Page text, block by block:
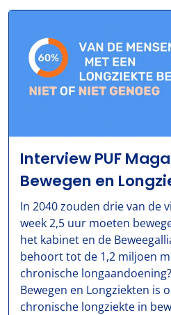
Interview PUF
Bewegen en
In 2040 zouden drie van de
week 2,5 uur moeten
het kabinet en de
behoort tot de 1,2 miljoen
chronische
Bewegen en Longziekten is
chronische longziekte in